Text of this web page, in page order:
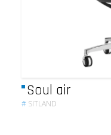
Soul air
# SITLAND